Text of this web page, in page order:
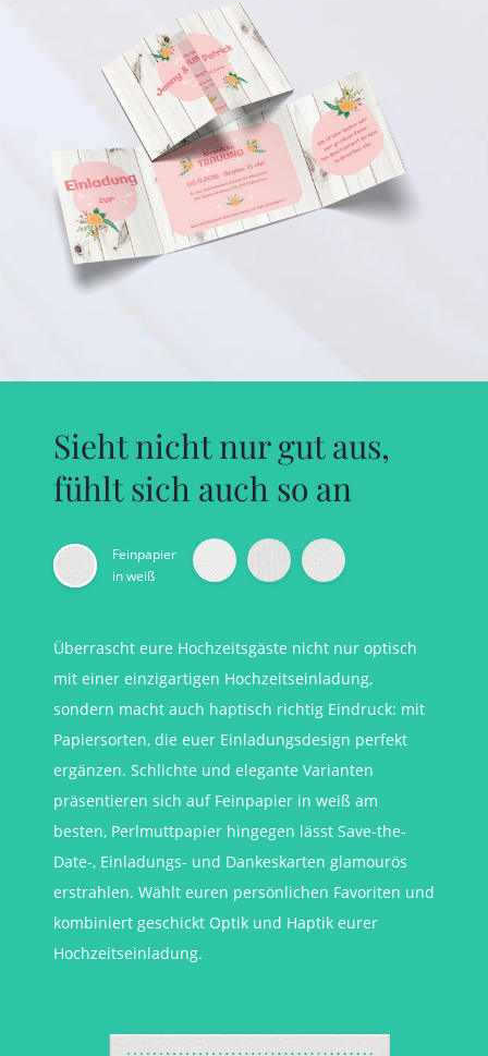
Sieht nicht nur gut aus,
fühlt sich auch so an
Feinpapier
in weiß
Überrascht eure Hochzeitsgäste nicht nur optisch
mit einer einzigartigen Hochzeitseinladung,
sondern macht auch haptisch richtig Eindruck: mit
Papiersorten, die euer Einladungsdesign perfekt
ergänzen. Schlichte und elegante Varianten
präsentieren sich auf Feinpapier in weiß am
besten, Perlmuttpapier hingegen lässt Save-the-
Date-, Einladungs- und Dankeskarten glamourös
erstrahlen. Wählt euren persönlichen Favoriten und
kombiniert geschickt Optik und Haptik eurer
Hochzeitseinladung.